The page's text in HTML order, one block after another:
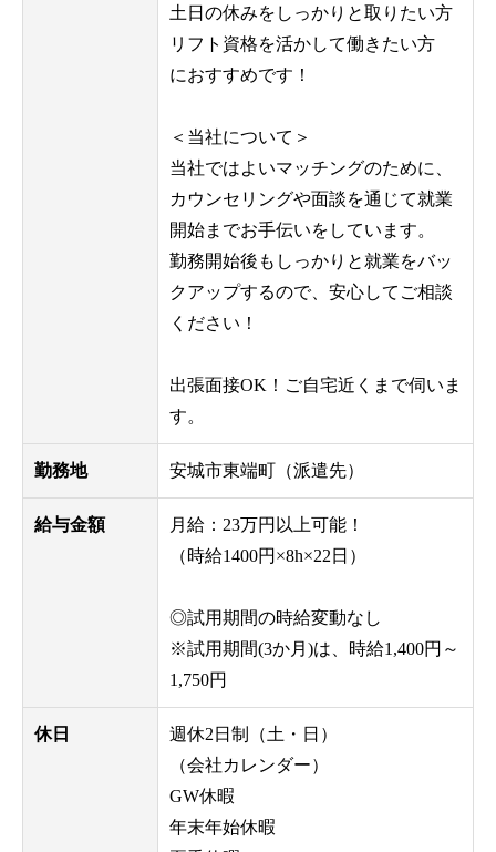
土日の休みをしっかりと取りたい方
リフト資格を活かして働きたい方
におすすめです！
＜当社について＞
当社ではよいマッチングのために、
カウンセリングや面談を通じて就業
開始までお手伝いをしています。
勤務開始後もしっかりと就業をバッ
クアップするので、安心してご相談
ください！
出張面接OK！ご自宅近くまで伺いま
す。
勤務地 安城市東端町（派遣先）
給与金額
月給：23万円以上可能！
（時給1400円×8h×22日）
◎試用期間の時給変動なし
※試用期間(3か月)は、時給1,400円～
1,750円
休日
週休2日制（土・日）
（会社カレンダー）
GW休暇
年末年始休暇